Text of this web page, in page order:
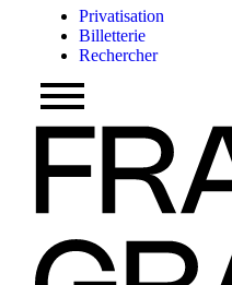
Privatisation
Billetterie
Rechercher